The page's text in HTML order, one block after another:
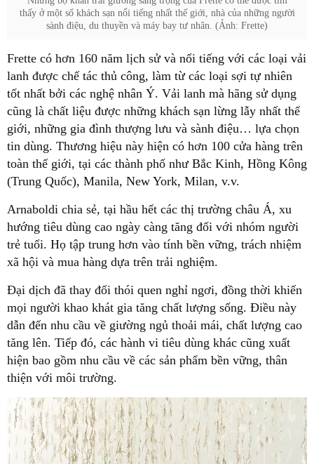
thấy ở một số khách sạn nổi tiếng nhất thế giới, nhà của những người
lanh được chế tác thủ công, làm từ các loại sợi tự nhiên
tốt nhất bởi các nghệ nhân Ý. Vải lanh mà hãng sử dụng
cũng là chất liệu được những khách sạn lừng lẫy nhất thế
giới, những gia đình thượng lưu và sành điệu… lựa chọn
tin dùng. Thương hiệu này hiện có hơn 100 cửa hàng trên
toàn thế giới, tại các thành phố như Bắc Kinh, Hồng Kông
hướng tiêu dùng cao ngày càng tăng đối với nhóm người
trẻ tuổi. Họ tập trung hơn vào tính bền vững, trách nhiệm
mọi người khao khát gia tăng chất lượng sống. Điều này
dẫn đến nhu cầu về giường ngủ thoải mái, chất lượng cao
tăng lên. Tiếp đó, các hành vi tiêu dùng khác cũng xuất
hiện bao gồm nhu cầu về các sản phẩm bền vững, thân